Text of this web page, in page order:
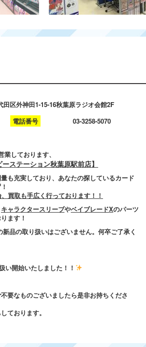
田区外神田1-15-16秋葉原ラジオ会館2F
電話番号
03-3258-5070
業しております、
ステーション秋葉原駅前店】
も充実しており、あなたの探しているカード
買取も手広く行っております！！
キャラクタースリーブやベイブレードXのパーツ
ます！
品の取り扱いはございません。何卒ご了承く
い開始いたしました！！
要なものございましたら是非お持ちくださ
ております。